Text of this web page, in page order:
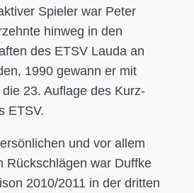
Spieler war Peter
hinweg in den
des ETSV Lauda an
1990 gewann er mit
23. Auflage des Kurz-
ETSV.
und vor allem
Rückschlägen war Duffke
2010/2011 in der dritten